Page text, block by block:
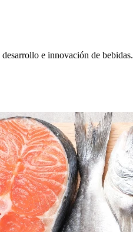
e innovación de bebidas.